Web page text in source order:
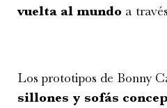
vuelta al mundo a
Los prototipos de Bonny
sillones y sofás